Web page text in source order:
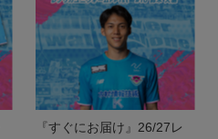
『すぐにお届け』26/27レ